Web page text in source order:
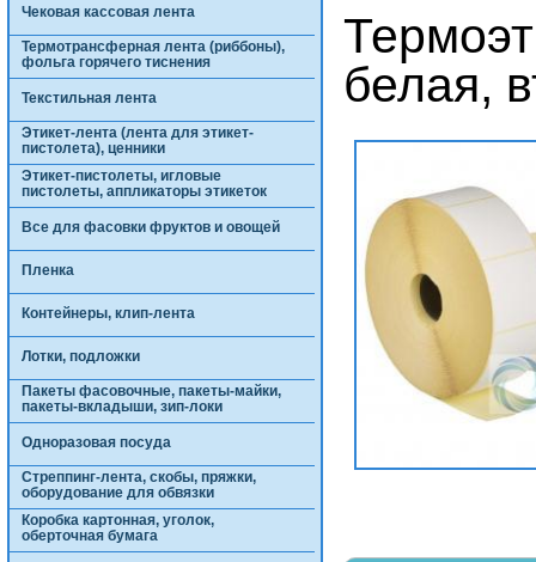
Чековая кассовая лента
Термотрансферная лента (риббоны),
фольга горячего тиснения
Текстильная лента
Этикет-лента (лента для этикет-
пистолета), ценники
Этикет-пистолеты, игловые
пистолеты, аппликаторы этикеток
Все для фасовки фруктов и овощей
Пленка
Контейнеры, клип-лента
Лотки, подложки
Пакеты фасовочные, пакеты-майки,
пакеты-вкладыши, зип-локи
Одноразовая посуда
Стреппинг-лента, скобы, пряжки,
оборудование для обвязки
Коробка картонная, уголок,
оберточная бумага
белая,